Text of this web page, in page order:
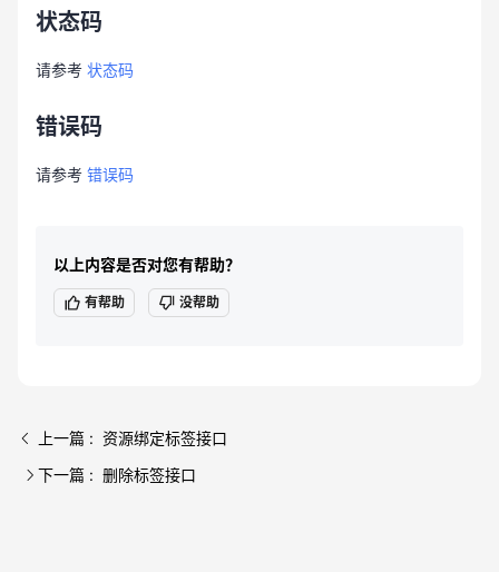
状态码
请参考 状态码
错误码
请参考 错误码
以上内容是否对您有帮助？
有帮助 没帮助
上一篇 : 资源绑定标签接口
下一篇 : 删除标签接口